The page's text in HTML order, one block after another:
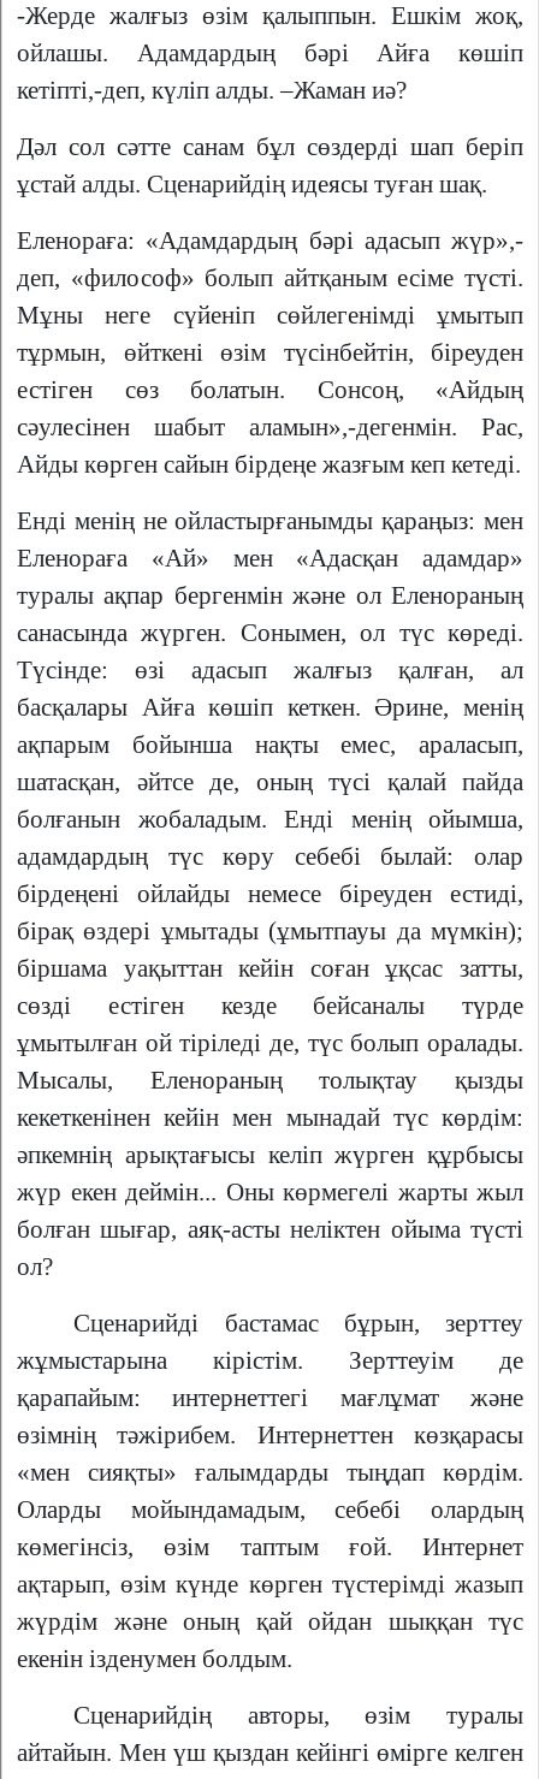
-Жерде жалғыз өзім қалыппын. Ешкім жоқ,
ойлашы. Адамдардың бәрі Айға көшіп
кетіпті,-деп, күліп алды. –Жаман иә?
Дәл сол сәтте санам бұл сөздерді шап беріп
ұстай алды. Сценарийдің идеясы туған шақ.
Еленораға: «Адамдардың бәрі адасып жүр»,-
деп, «философ» болып айтқаным есіме түсті.
Мұны неге сүйеніп сөйлегенімді ұмытып
тұрмын, өйткені өзім түсінбейтін, біреуден
естіген сөз болатын. Сонсоң, «Айдың
сәулесінен шабыт аламын»,-дегенмін. Рас,
Айды көрген сайын бірдеңе жазғым кеп кетеді.
Енді менің не ойластырғанымды қараңыз: мен
Еленораға «Ай» мен «Адасқан адамдар»
туралы ақпар бергенмін және ол Еленораның
санасында жүрген. Сонымен, ол түс көреді.
Түсінде: өзі адасып жалғыз қалған, ал
басқалары Айға көшіп кеткен. Әрине, менің
ақпарым бойынша нақты емес, араласып,
шатасқан, әйтсе де, оның түсі қалай пайда
болғанын жобаладым. Енді менің ойымша,
адамдардың түс көру себебі былай: олар
бірдеңені ойлайды немесе біреуден естиді,
бірақ өздері ұмытады (ұмытпауы да мүмкін);
біршама уақыттан кейін соған ұқсас затты,
сөзді естіген кезде бейсаналы түрде
ұмытылған ой тіріледі де, түс болып оралады.
Мысалы, Еленораның толықтау қызды
кекеткенінен кейін мен мынадай түс көрдім:
әпкемнің арықтағысы келіп жүрген құрбысы
жүр екен деймін... Оны көрмегелі жарты жыл
болған шығар, аяқ-асты неліктен ойыма түсті
ол?
Сценарийді бастамас бұрын, зерттеу
жұмыстарына кірістім. Зерттеуім де
қарапайым: интернеттегі мағлұмат және
өзімнің тәжірибем. Интернеттен көзқарасы
«мен сияқты» ғалымдарды тыңдап көрдім.
Оларды мойындамадым, себебі олардың
көмегінсіз, өзім таптым ғой. Интернет
ақтарып, өзім күнде көрген түстерімді жазып
жүрдім және оның қай ойдан шыққан түс
екенін ізденумен болдым.
Сценарийдің авторы, өзім туралы
айтайын. Мен үш қыздан кейінгі өмірге келген